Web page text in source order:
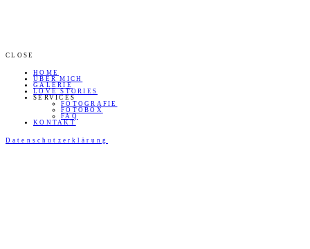
CLOSE
HOME
ÜBER MICH
GALERIE
LOVE STORIES
SERVICES
FOTOGRAFIE
FOTOBOX
FAQ
KONTAKT
Datenschutzerklärung